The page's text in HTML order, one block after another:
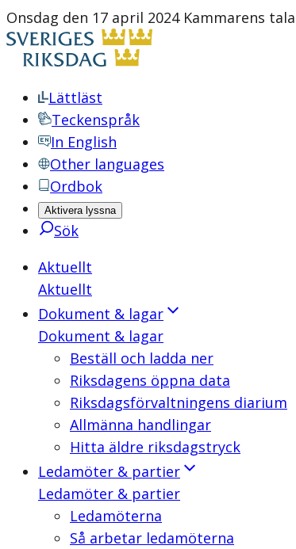
Onsdag den 17 april 2024 Kammarens
Lättläst
Teckenspråk
In English
Other languages
Ordbok
Aktivera lyssna
Sök
Aktuellt
Aktuellt
Dokument & lagar
Dokument & lagar
Beställ och ladda ner
Riksdagens öppna data
Riksdagsförvaltningens diarium
Allmänna handlingar
Hitta äldre riksdagstryck
Ledamöter & partier
Ledamöter & partier
Ledamöterna
Så arbetar ledamöterna